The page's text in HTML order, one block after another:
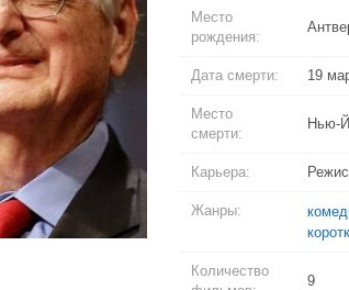
Место
рождения:
Дата смерти: 19
Место
смерти:
Нью-
Карьера:
Жанры:
Количество
9